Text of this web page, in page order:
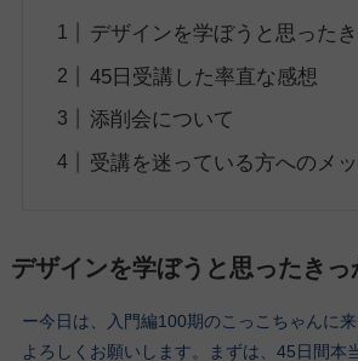
デザインを学ぼうと思った
45日受講した率直な感想
添削会について
受講を迷っている方へのメ
デザインを学ぼうと思ったきっ
ー今日は、入門編100期のこっこちゃんに
よろしくお願いします。
まずは、45日間本